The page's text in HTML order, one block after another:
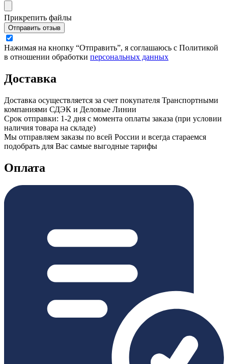
Прикрепить файлы
Отправить отзыв
Нажимая на кнопку “Отправить”, я соглашаюсь с Политикой
в отношении обработки персональных данных
Доставка
Доставка осуществляется за счет покупателя Транспортными
компаниями СДЭК и Деловые Линии
Срок отправки: 1-2 дня с момента оплаты заказа (при условии
наличия товара на складе)
Мы отправляем заказы по всей России и всегда стараемся
подобрать для Вас самые выгодные тарифы
Оплата